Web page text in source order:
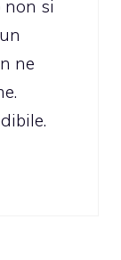
non si
ne